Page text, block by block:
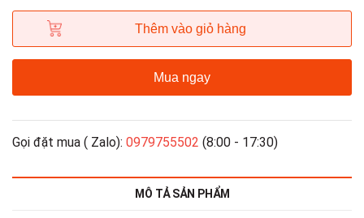
Thêm vào giỏ hàng
Mua ngay
Gọi đặt mua ( Zalo): 0979755502 (8:00 - 17:30)
MÔ TẢ SẢN PHẨM